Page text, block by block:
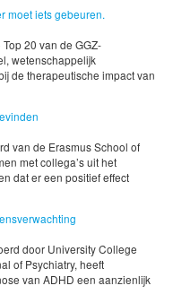
moet iets gebeuren.
20 van de GGZ-
wetenschappelijk
de therapeutische impact van
van de Erasmus School of
met collega’s uit het
dat er een positief effect
door University College
of Psychiatry, heeft
van ADHD een aanzienlijk